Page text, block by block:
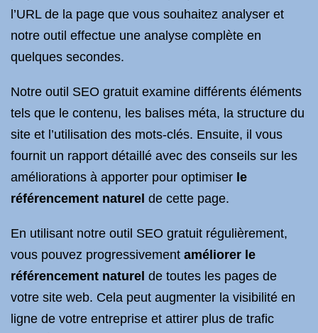
l’URL de la page que vous souhaitez analyser et
notre outil effectue une analyse complète en
quelques secondes.
Notre outil SEO gratuit examine différents éléments
tels que le contenu, les balises méta, la structure du
site et l’utilisation des mots-clés. Ensuite, il vous
fournit un rapport détaillé avec des conseils sur les
améliorations à apporter pour optimiser le
référencement naturel de cette page.
En utilisant notre outil SEO gratuit régulièrement,
vous pouvez progressivement améliorer le
référencement naturel de toutes les pages de
votre site web. Cela peut augmenter la visibilité en
ligne de votre entreprise et attirer plus de trafic